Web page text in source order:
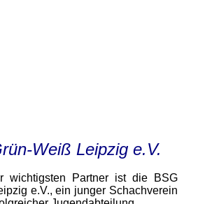
Weiß Leipzig e.V.
wichtigsten Partner ist die BSG
e.V., ein junger Schachverein